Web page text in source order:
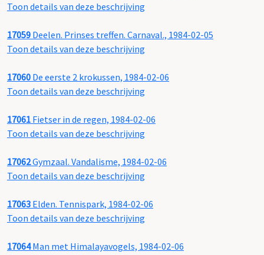
Toon details van deze beschrijving
17059 Deelen. Prinses treffen. Carnaval., 1984-02-05
Toon details van deze beschrijving
17060 De eerste 2 krokussen, 1984-02-06
Toon details van deze beschrijving
17061 Fietser in de regen, 1984-02-06
Toon details van deze beschrijving
17062Gymzaal. Vandalisme, 1984-02-06
Toon details van deze beschrijving
17063 Elden. Tennispark, 1984-02-06
Toon details van deze beschrijving
17064Man met Himalayavogels, 1984-02-06